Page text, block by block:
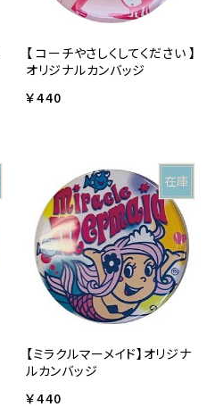
【 コーチやさしくしてください 】
オリジナルカンバッジ
￥440
【ミラクルマーメイド】オリジナ
ルカンバッジ
￥440